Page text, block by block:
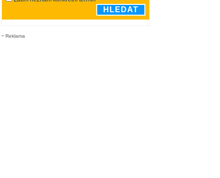
Reklama